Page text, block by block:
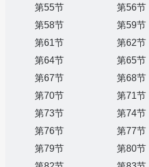
第55节
第56节
第58节
第59节
第61节
第62节
第64节
第65节
第67节
第68节
第70节
第71节
第73节
第74节
第76节
第77节
第79节
第80节